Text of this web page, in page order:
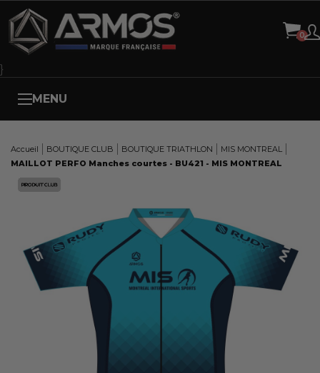
}
MENU
Accueil BOUTIQUE CLUB BOUTIQUE TRIATHLON
MIS MONTREAL
MAILLOT PERFO Manches courtes - BU421 - MIS MONTREAL
Panneau de gestion des cookies